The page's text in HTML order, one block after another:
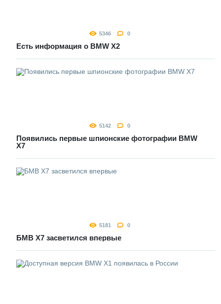
5346 0
Есть информация о BMW X2
5142 0
Появились первые шпионские фотографии BMW
X7
5181 0
БМВ Х7 засветился впервые